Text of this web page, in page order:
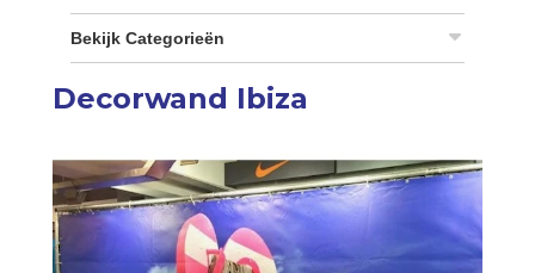
Bekijk Categorieën
Decorwand Ibiza